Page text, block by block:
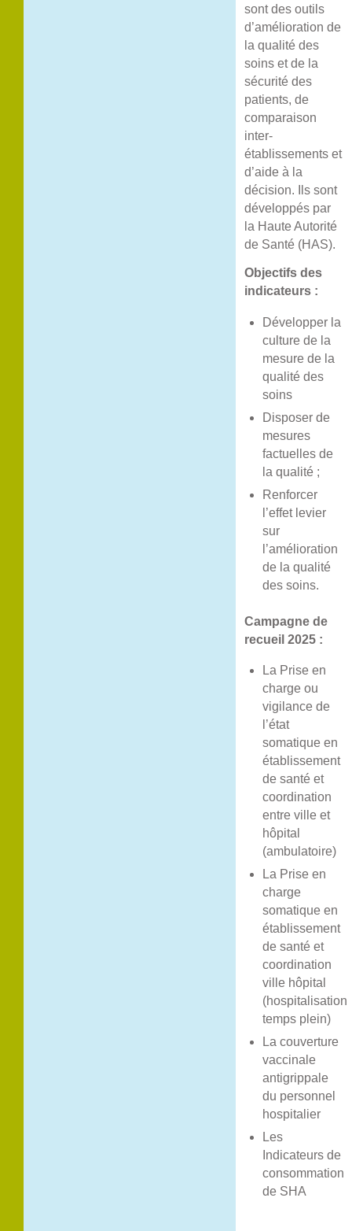
sont des outils
d’amélioration de
la qualité des
soins et de la
sécurité des
patients, de
comparaison
inter-
établissements et
d’aide à la
décision. Ils sont
développés par
la Haute Autorité
de Santé (HAS).
Objectifs des
indicateurs :
Développer la
culture de la
mesure de la
qualité des
soins
Disposer de
mesures
factuelles de
la qualité ;
Renforcer
l’effet levier
sur
l’amélioration
de la qualité
des soins.
Campagne de
recueil 2025 :
La Prise en
charge ou
vigilance de
l’état
somatique en
établissement
de santé et
coordination
entre ville et
hôpital
(ambulatoire)
La Prise en
charge
somatique en
établissement
de santé et
coordination
ville hôpital
(hospitalisation
temps plein)
La couverture
vaccinale
antigrippale
du personnel
hospitalier
Les
Indicateurs de
consommation
de SHA